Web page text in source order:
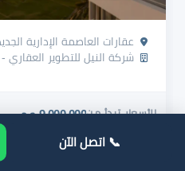
عقارات العاصمة الإدارية
شركة النيل للتطوير العقاري - Nile Developments
الأسعار تبدأ من9,000,000 ج.م
📞 اتصل الآن